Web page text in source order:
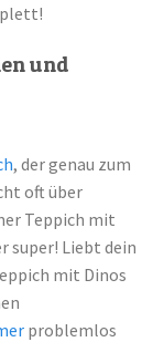
und
, der genau zum
oft über
Teppich mit
super! Liebt dein
mit Dinos
problemlos